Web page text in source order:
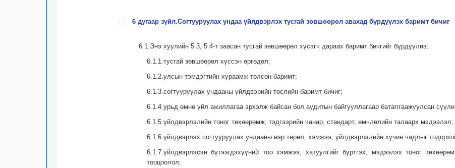
6 дугаар зүйл.Согтууруулах ундаа үйлдвэрлэх тусгай зөвшөөрөл авахад бүрдүүлэх баримт бичиг
6.1.Энэ хуулийн 5.3, 5.4-т заасан тусгай зөвшөөрөл хүсэгч дараах баримт бичгийг бүрдүүлнэ:
6.1.1.тусгай зөвшөөрөл хүссэн өргөдөл;
6.1.2.улсын тэмдэгтийн хураамж төлсөн баримт;
6.1.3.согтууруулах ундааны үйлдвэрийн төслийн баримт бичиг;
6.1.4.урьд өмнө үйл ажиллагаа эрхэлж байсан бол аудитын байгууллагаар баталгаажуулсан
6.1.5.үйлдвэрлэлийн тоног төхөөрөмж, тэдгээрийн чанар, стандарт, өмчлөлийн талаарх мэдээлэл;
6.1.6.үйлдвэрлэх согтууруулах ундааны нэр төрөл, хэмжээ, үйлдвэрлэлийн хүчин чадлыг
6.1.7.үйлдвэрлэсэн бүтээгдэхүүний тоо хэмжээ, хатуулгийг бүртгэх, мэдээлэх тоног
тооцоолол;